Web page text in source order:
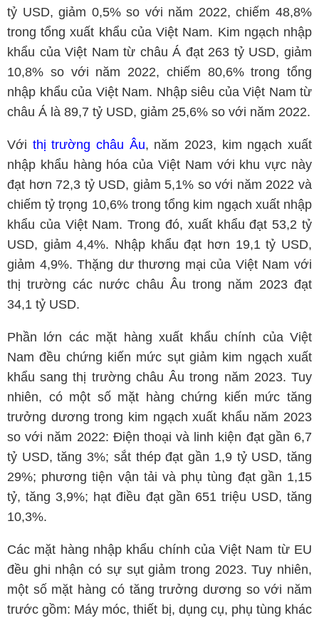
tỷ USD, giảm 0,5% so với năm 2022, chiếm 48,8%
trong tổng xuất khẩu của Việt Nam. Kim ngạch nhập
khẩu của Việt Nam từ châu Á đạt 263 tỷ USD, giảm
10,8% so với năm 2022, chiếm 80,6% trong tổng
nhập khẩu của Việt Nam. Nhập siêu của Việt Nam từ
châu Á là 89,7 tỷ USD, giảm 25,6% so với năm 2022.
Với thị trường châu Âu, năm 2023, kim ngạch xuất
nhập khẩu hàng hóa của Việt Nam với khu vực này
đạt hơn 72,3 tỷ USD, giảm 5,1% so với năm 2022 và
chiếm tỷ trọng 10,6% trong tổng kim ngạch xuất nhập
khẩu của Việt Nam. Trong đó, xuất khẩu đạt 53,2 tỷ
USD, giảm 4,4%. Nhập khẩu đạt hơn 19,1 tỷ USD,
giảm 4,9%. Thặng dư thương mại của Việt Nam với
thị trường các nước châu Âu trong năm 2023 đạt
34,1 tỷ USD.
Phần lớn các mặt hàng xuất khẩu chính của Việt
Nam đều chứng kiến mức sụt giảm kim ngạch xuất
khẩu sang thị trường châu Âu trong năm 2023. Tuy
nhiên, có một số mặt hàng chứng kiến mức tăng
trưởng dương trong kim ngạch xuất khẩu năm 2023
so với năm 2022: Điện thoại và linh kiện đạt gần 6,7
tỷ USD, tăng 3%; sắt thép đạt gần 1,9 tỷ USD, tăng
29%; phương tiện vận tải và phụ tùng đạt gần 1,15
tỷ, tăng 3,9%; hạt điều đạt gần 651 triệu USD, tăng
10,3%.
Các mặt hàng nhập khẩu chính của Việt Nam từ EU
đều ghi nhận có sự sụt giảm trong 2023. Tuy nhiên,
một số mặt hàng có tăng trưởng dương so với năm
trước gồm: Máy móc, thiết bị, dụng cụ, phụ tùng khác